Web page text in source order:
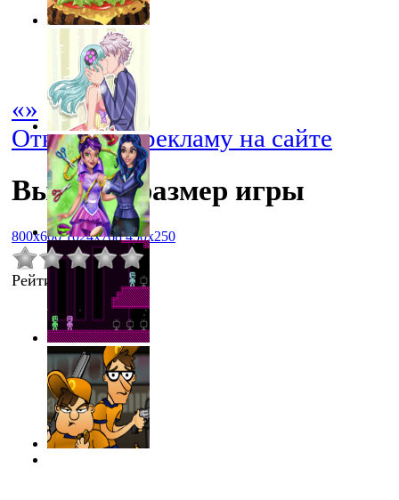
«»
Отключить рекламу на сайте
Выбрать размер игры
800x600 1024x768 450x250
Рейтинг